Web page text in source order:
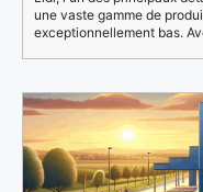
une vaste gamme de
exceptionnellement bas.